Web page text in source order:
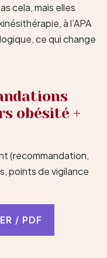
cela, mais elles
à l’APA
ce qui change
obésité +
(recommandation,
points de vigilance
/ PDF